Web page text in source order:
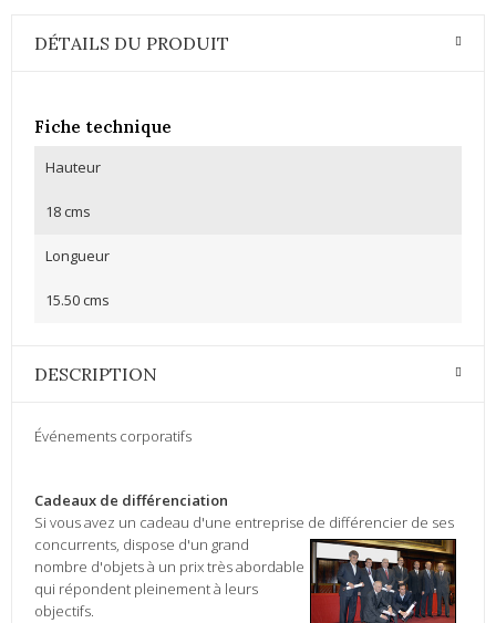
DÉTAILS DU PRODUIT
Fiche technique
Hauteur
18 cms
Longueur
15.50 cms
DESCRIPTION
Événements corporatifs
Cadeaux de différenciation
Si vous avez un cadeau d'une entreprise de différencier de ses
concurrents, dispose d'un grand
nombre d'objetsà un prix trèsabordable
qui répondent pleinement à leurs
objectifs.